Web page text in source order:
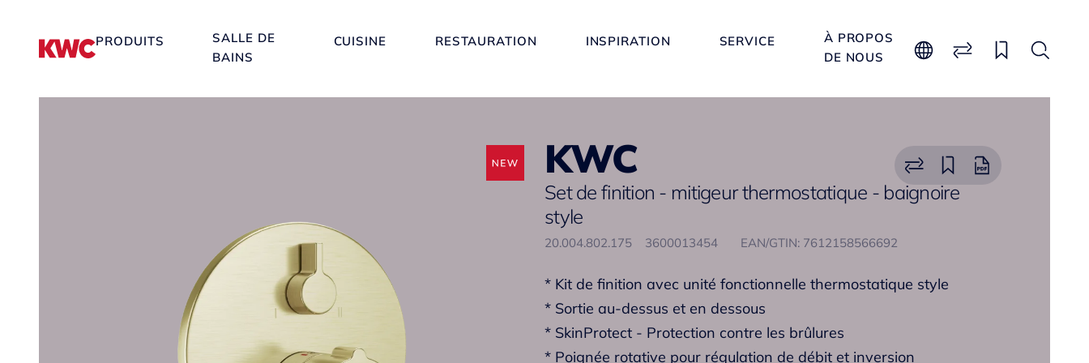
PRODUITS
SALLE DE
BAINS
CUISINE RESTAURATION INSPIRATION SERVICE
À PROPOS
DE NOUS
KWC
Set de finition - mitigeur thermostatique - baignoire
style
20.004.802.175 3600013454 EAN/GTIN: 7612158566692
* Kit de finition avec unité fonctionnelle thermostatique style
* Sortie au-dessus et en dessous
* SkinProtect - Protection contre les brûlures
* Poignée rotative pour régulation de débit et inversion